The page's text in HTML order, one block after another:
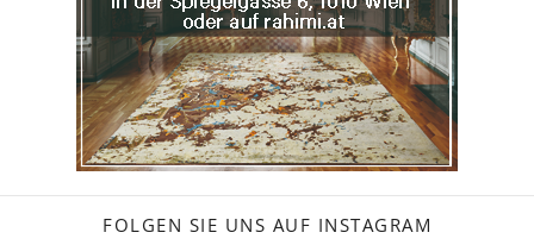
FOLGEN SIE UNS AUF INSTAGRAM